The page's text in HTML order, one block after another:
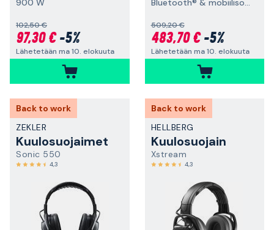
900 W
102,50 €
97,30 €-5%
Lähetetään ma 10. elokuuta
Bluetooth® & mobiilisovellus, päälakisanka
509,20 €
483,70 €-5%
Lähetetään ma 10. elokuuta
Back to work
ZEKLER
Kuulosuojaimet
Sonic 550
4,3
Back to work
HELLBERG
Kuulosuojain
Xstream
4,3